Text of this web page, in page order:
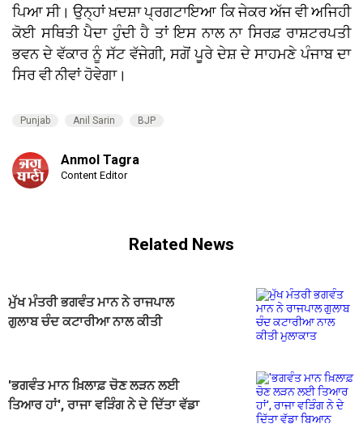
ਪਿਆ ਸੀ। ਉਨ੍ਹਾਂ ਖ਼ਦਸ਼ਾ ਪ੍ਰਗਟਾਇਆ ਕਿ ਜੇਕਰ ਅੱਜ ਵੀ ਅਜਿਹੀ
ਕੋਈ ਸਥਿਤੀ ਪੈਦਾ ਹੁੰਦੀ ਹੈ ਤਾਂ ਇਸ ਨਾਲ ਨਾ ਸਿਰਫ਼ ਰਾਸ਼ਟਰਪਤੀ
ਭਵਨ ਦੇ ਵੱਕਾਰ ਨੂੰ ਸੱਟ ਵੱਜੇਗੀ, ਸਗੋਂ ਪੂਰੇ ਦੇਸ਼ ਦੇ ਸਾਹਮਣੇ ਪੰਜਾਬ ਦਾ
ਸਿਰ ਵੀ ਨੀਵਾਂ ਹੋਵੇਗਾ।
Punjab Anil Sarin BJP
Anmol Tagra
Content Editor
Related News
ਮੁੱਖ ਮੰਤਰੀ ਭਗਵੰਤ ਮਾਨ ਨੇ ਰਾਜਪਾਲ
ਗੁਲਾਬ ਚੰਦ ਕਟਾਰੀਆ ਨਾਲ ਕੀਤੀ
'ਭਗਵੰਤ ਮਾਨ ਖ਼ਿਲਾਫ਼ ਚੋਣ ਲੜਨ ਲਈ
ਤਿਆਰ ਹਾਂ', ਰਾਜਾ ਵੜਿੰਗ ਨੇ ਦੇ ਦਿੱਤਾ ਵੱਡਾ